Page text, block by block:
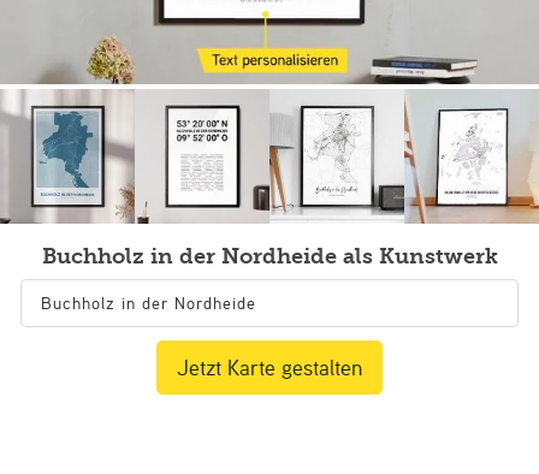
Buchholz in der Nordheide als Kunstwerk
Jetzt Karte gestalten